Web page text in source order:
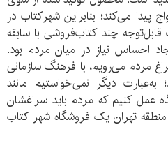
پیدا می‌کند؛ بنابراین شهرکتاب در
قابل‌توجه چند کتاب‌‌فروشی با سابقه
احساس نیاز در میان مردم بود.
مردم می‌رویم، با فرهنگ سازمانی
دیگر نمی‌خواستیم مانند
عمل کنیم که مردم باید سراغشان
منطقه تهران یک فروشگاه شهر کتاب